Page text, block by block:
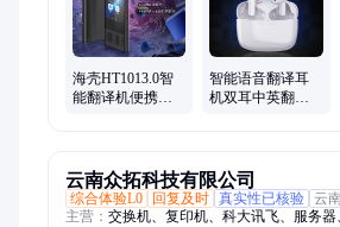
Y113
海壳HT1013.0智
能翻译机便携式
智能语音翻译耳
机双耳中英翻译
云南众拓科技有限公司
综合体验L0
回复及时 真实性已核验 云
主营： 交换机、复印机、科大讯飞、服务